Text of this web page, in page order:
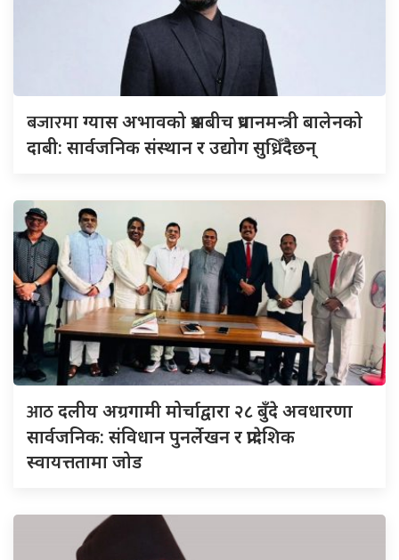
बजारमाग्यास अभावको प्रश्नबीच प्रधानमन्त्री बालेनको
दाबी: सार्वजनिक संस्थान र उद्योग सुध्रिँदैछन्
आठदलीय अग्रगामी मोर्चाद्वारा २८ बुँदे अवधारणा
सार्वजनिक: संविधान पुनर्लेखन र प्रादेशिक
स्वायत्ततामा जोड